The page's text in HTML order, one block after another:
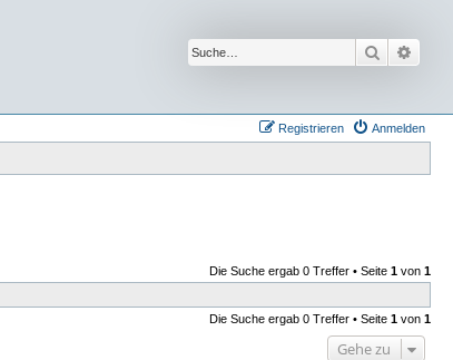
Suche
Anmelden
Registrieren
Die Suche ergab 0 Treffer • Seite 1 von 1
Die Suche ergab 0 Treffer • Seite 1 von 1
Gehe zu